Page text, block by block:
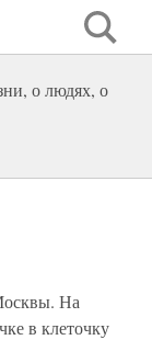
о людях, о
На
в клеточку